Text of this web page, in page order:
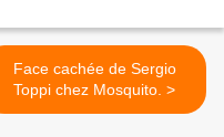
Face cachée de Sergio
Toppi chez Mosquito. >